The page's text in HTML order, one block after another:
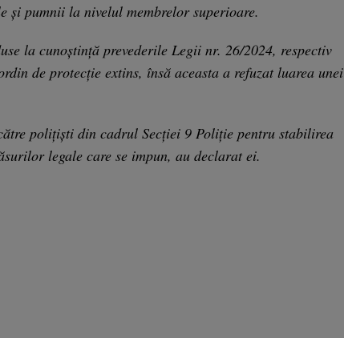
și pumnii la nivelul membrelor superioare.
la cunoștință prevederile Legii nr. 26/2024, respectiv
de protecție extins, însă aceasta a refuzat luarea unei
polițiști din cadrul Secției 9 Poliție pentru stabilirea
legale care se impun, au declarat ei.